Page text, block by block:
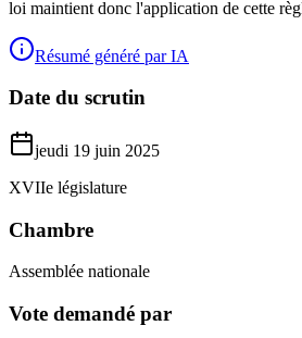
loi maintient donc l'application de cette
Résumé généré par IA
Date du scrutin
jeudi 19 juin 2025
XVIIe législature
Chambre
Assemblée nationale
Vote demandé par